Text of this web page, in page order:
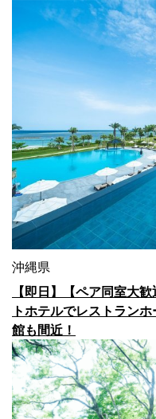
沖縄県
【即日】【ペア同室大
トホテルでレストラン
館も間近！